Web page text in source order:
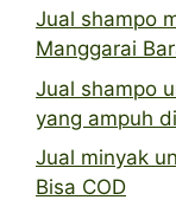
Jual shampo
Manggarai
Jual shampo
yang ampuh
Jual minyak
Bisa COD